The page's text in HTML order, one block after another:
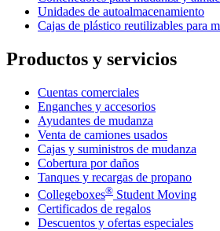
Unidades de autoalmacenamiento
Cajas de plástico reutilizables para
Productos y servicios
Cuentas comerciales
Enganches y accesorios
Ayudantes de mudanza
Venta de camiones usados
Cajas y suministros de mudanza
Cobertura por daños
Tanques y recargas de propano
Collegeboxes® Student Moving
Certificados de regalos
Descuentos y ofertas especiales